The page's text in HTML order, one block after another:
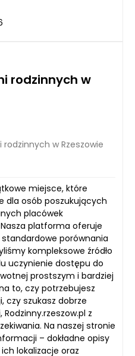
rodzinnych w
w Rzeszowie
miejsce, które
dla osób poszukujących
placówek
platforma oferuje
porównania
kompleksowe źródło
uczynienie dostępu do
prostszym i bardziej
to, czy potrzebujesz
czy szukasz dobrze
z
Na naszej stronie
– dokładne opisy
lokalizacje oraz